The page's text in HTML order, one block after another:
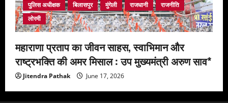
पुलिस अधीक्षक
बिलासपुर मुंगेली राजधानी
राजनीति
लोरमी
महाराणा प्रताप का जीवन साहस, स्वाभिमान और
राष्ट्रभक्ति की अमर मिसाल : उप मुख्यमंत्री अरुण साव*
Jitendra Pathak June 17, 2026